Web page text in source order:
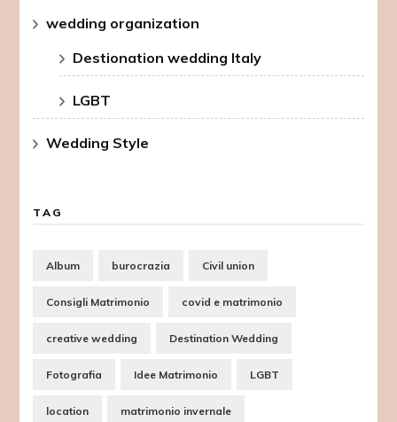
wedding organization
Destionation wedding Italy
LGBT
Wedding Style
TAG
Album burocrazia Civil union
Consigli Matrimonio covid e matrimonio
creative wedding Destination Wedding
Fotografia Idee Matrimonio LGBT
location matrimonio invernale